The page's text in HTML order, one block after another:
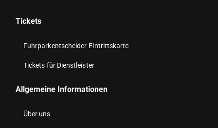
Tickets
Fuhrparkentscheider-Eintrittskarte
Tickets für Dienstleister
Allgemeine Informationen
Über uns